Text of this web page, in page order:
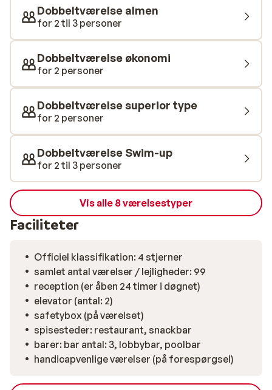
tekstiler og et stilrent interiør. Værelserne er
komfortabelt indrettet – og nogle har balkon med
udsigt til haven eller poolen. Alt er skabt med tanke på
ro og velvære. Vil du forkæle dig selv, kan du besøge
wellnessområdet med sauna, tyrkisk dampbad og
veludstyret fitnessrum. Mod betaling kan du også nyde
skønhedssalon – perfekt til lidt ekstra luksus på ferien.
Og med hotellets centrale beliggenhed er du hurtigt
nede ved stranden, hvor gratis liggestole venter. Har du
lyst til lidt kultur? Hop på en dolmuş til det
charmerende, historiske centrum af Side med smalle
gader, små butikker og imponerende ruiner. En skøn
kombination af sol, afslapning og oplevelser.
Dobbeltværelse almen
for 2 til 3 personer
Dobbeltværelse økonomi
for 2 personer
Dobbeltværelse superior type
for 2 personer
Dobbeltværelse Swim-up
for 2 til 3 personer
Vis alle 8 værelsestyper
Faciliteter
Officiel klassifikation: 4 stjerner
samlet antal værelser / lejligheder: 99
reception (er åben 24 timer i døgnet)
elevator (antal: 2)
safetybox (på værelset)
spisesteder: restaurant, snackbar
barer: bar antal: 3, lobbybar, poolbar
handicapvenlige værelser (på forespørgsel)